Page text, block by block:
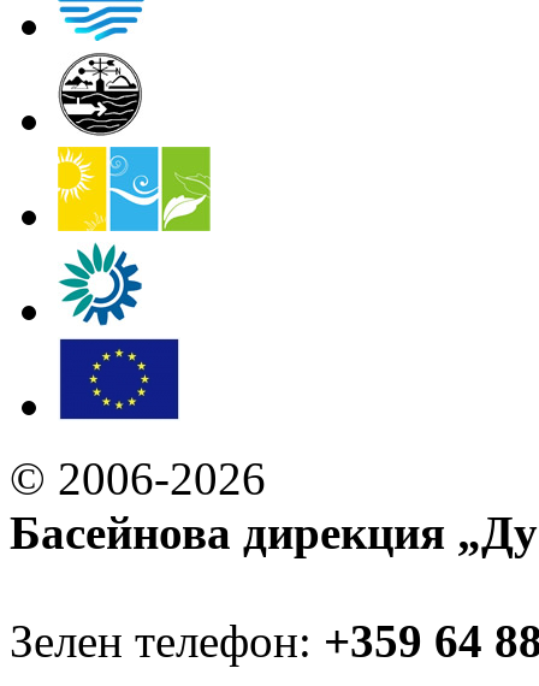
© 2006-2026
Басейнова дирекция
Зелен телефон: +359 64